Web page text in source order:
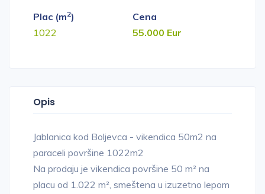
Plac (m2)
1022
Cena
55.000 Eur
Opis
Jablanica kod Boljevca - vikendica 50m2 na
paraceli površine 1022m2
Na prodaju je vikendica površine 50 m² na
placu od 1.022 m², smeštena u izuzetno lepom